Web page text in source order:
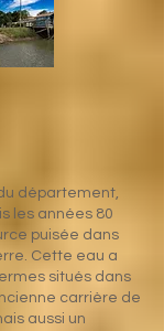
département,
les années 80
puisée dans
Cette eau a
situés dans
carrière de
aussi un